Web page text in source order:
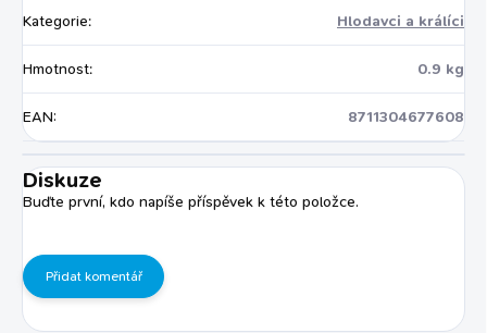
Kategorie: Hlodavci a králíci
Hmotnost: 0.9 kg
EAN: 8711304677608
Diskuze
Buďte první, kdo napíše příspěvek k této položce.
Přidat komentář